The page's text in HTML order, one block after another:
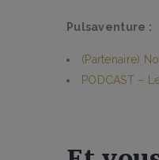
Pulsaventure :
(Partenaire)
PODCAST –